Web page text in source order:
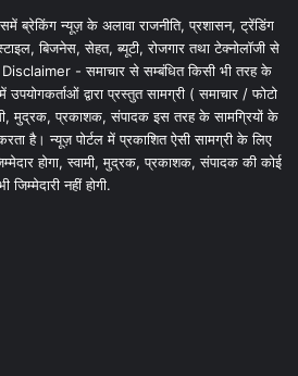
ब्रेकिंग न्यूज़ के अलावा राजनीति, प्रशासन, ट्रेंडिंग
बिजनेस, सेहत, ब्यूटी, रोजगार तथा टेक्नोलॉजी से
- समाचार से सम्बंधित किसी भी तरह के
द्वारा प्रस्तुत सामग्री ( समाचार / फोटो
मुद्रक, प्रकाशक, संपादक इस तरह के सामग्रियों के
है। न्यूज़ पोर्टल में प्रकाशित ऐसी सामग्री के लिए
होगा, स्वामी, मुद्रक, प्रकाशक, संपादक की कोई
जिम्मेदारी नहीं होगी.